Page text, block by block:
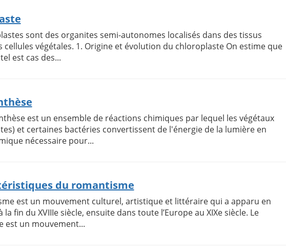
sont des organites semi-autonomes localisés dans des tissus
cellules végétales. 1. Origine et évolution du chloroplaste On estime que
est cas des...
est un ensemble de réactions chimiques par lequel les végétaux
et certaines bactéries convertissent de l'énergie de la lumière en
nécessaire pour...
du romantisme
est un mouvement culturel, artistique et littéraire qui a apparu en
la fin du XVIIIe siècle, ensuite dans toute l’Europe au XIXe siècle. Le
est un mouvement...